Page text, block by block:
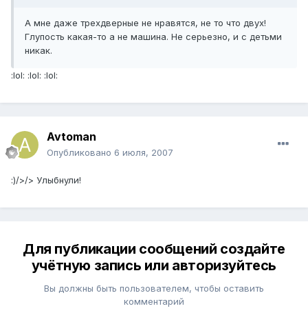
А мне даже трехдверные не нравятся, не то что двух!
Глупость какая-то а не машина. Не серьезно, и с детьми
никак.
:lol: :lol: :lol:
Avtoman
Опубликовано 6 июля, 2007
:)/>/> Улыбнули!
Для публикации сообщений создайте
учётную запись или авторизуйтесь
Вы должны быть пользователем, чтобы оставить
комментарий